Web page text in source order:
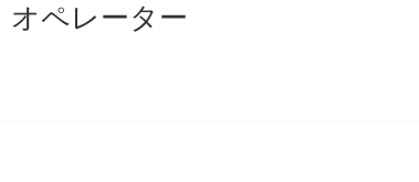
オペレーター